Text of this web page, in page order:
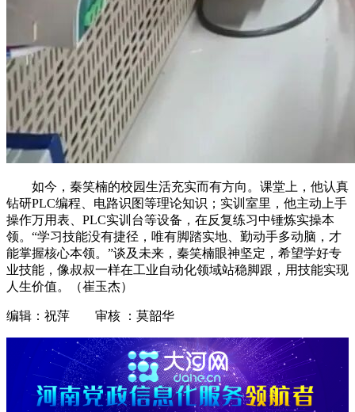
如今，秦笑楠的校园生活充实而有方向。课堂上，他认真
钻研PLC编程、电路识图等理论知识；实训室里，他主动上手
操作万用表、PLC实训台等设备，在反复练习中锤炼实操本
领。“学习技能没有捷径，唯有脚踏实地、勤动手多动脑，才
能掌握核心本领。”谈及未来，秦笑楠眼神坚定，希望学好专
业技能，像叔叔一样在工业自动化领域站稳脚跟，用技能实现
人生价值。（崔玉杰）
编辑：祝萍 审核 ：莫韶华